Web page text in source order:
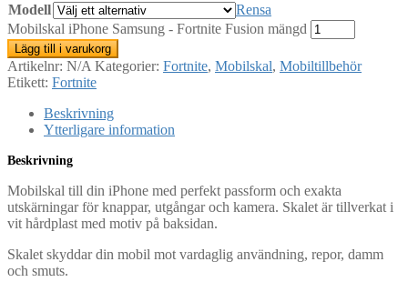
Modell
Rensa
Mobilskal iPhone Samsung - Fortnite Fusion mängd
Lägg till i varukorg
Artikelnr: N/A Kategorier: Fortnite, Mobilskal, Mobiltillbehör
Etikett: Fortnite
Beskrivning
Ytterligare information
Beskrivning
Mobilskal till din iPhone med perfekt passform och exakta
utskärningar för knappar, utgångar och kamera. Skalet är tillverkat i
vit hårdplast med motiv på baksidan.
Skalet skyddar din mobil mot vardaglig användning, repor, damm
och smuts.